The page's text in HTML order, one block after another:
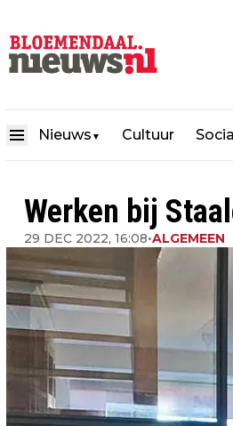
Nieuws ▼ Cultuur
Werken bij
29 DEC 2022, 16:08•ALGEMEEN